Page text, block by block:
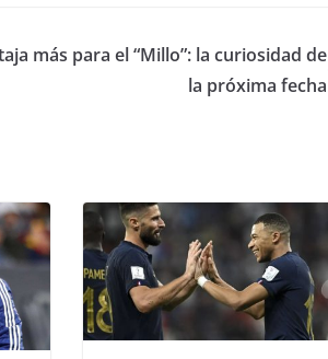
más para el “Millo”: la curiosidad de
la próxima fecha